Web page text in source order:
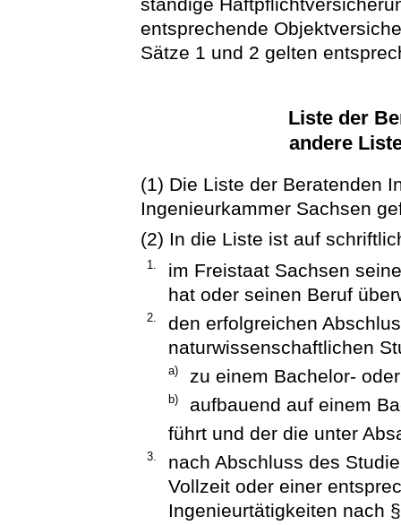
entsprechende
Sätze 1 und 2 gelten
Liste der
andere
(1) Die Liste der Beratenden
Ingenieurkammer Sachsen
(2) In die Liste ist auf
1.
im Freistaat Sachsen
hat oder seinen Beruf
2.
den erfolgreichen
naturwissenschaftlichen
a) zu einem Bachelor-
b)
aufbauend auf einem
führt und der die unter
3.
nach Abschluss des
Vollzeit oder einer
Ingenieurtätigkeiten nach